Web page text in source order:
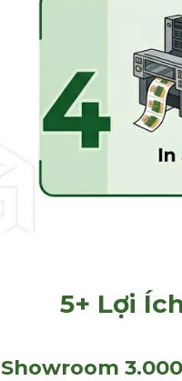
5+ Lợi
Showroom